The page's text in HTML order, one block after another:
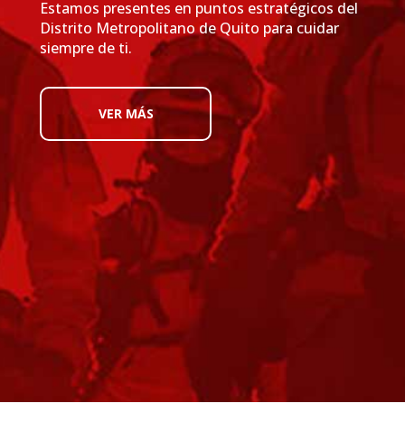
Estamos presentes en puntos estratégicos del
Distrito Metropolitano de Quito para cuidar
siempre de ti.
VER MÁS